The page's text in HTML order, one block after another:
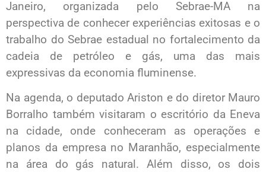
Janeiro, organizada pelo Sebrae-MA na
perspectiva de conhecer experiências exitosas e o
trabalho do Sebrae estadual no fortalecimento da
cadeia de petróleo e gás, uma das mais
expressivas da economia fluminense.
Na agenda, o deputado Ariston e do diretor Mauro
Borralho também visitaram o escritório da Eneva
na cidade, onde conheceram as operações e
planos da empresa no Maranhão, especialmente
na área do gás natural. Além disso, os dois